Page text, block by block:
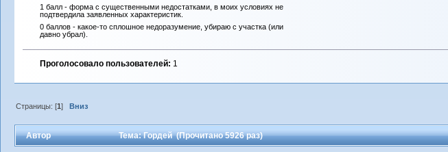
1 балл - форма с существенными недостатками, в моих условиях не
подтвердила заявленных характеристик.
0 баллов - какое-то сплошное недоразумение, убираю с участка (или
давно убрал).
Проголосовало пользователей: 1
Страницы: [1]Вниз
Автор Тема: Гордей (Прочитано 5926 раз)